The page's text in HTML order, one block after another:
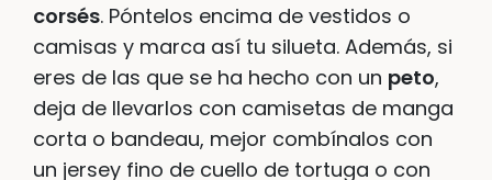
corsés. Póntelos encima de vestidos o
camisas y marca así tu silueta. Además, si
eres de las que se ha hecho con un peto,
deja de llevarlos con camisetas de manga
corta o bandeau, mejor combínalos con
un jersey fino de cuello de tortuga o con